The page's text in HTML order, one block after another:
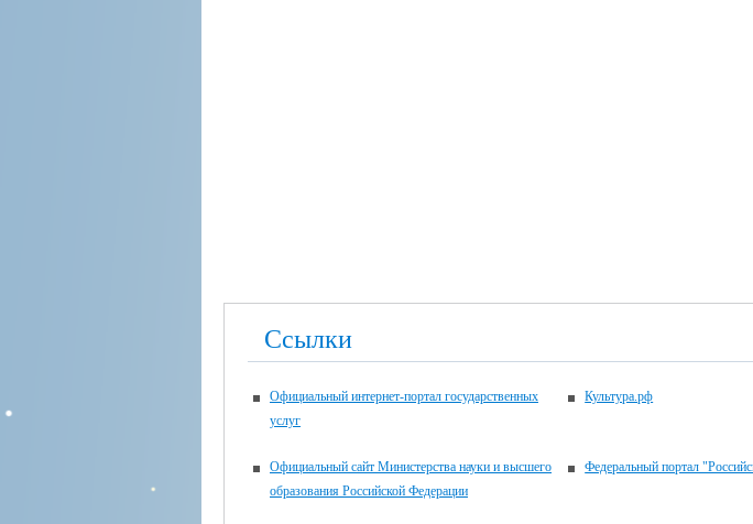
Ссылки
Официальный интернет-портал государственных
услуг
Культура.рф
Официальный сайт Министерства науки и высшего
образования Российской Федерации
Федеральный портал